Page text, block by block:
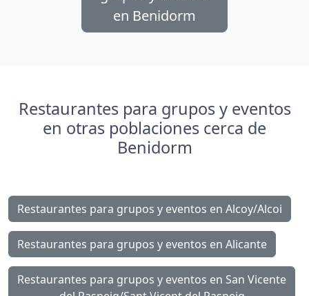
en Benidorm
Restaurantes para grupos y eventos
en otras poblaciones cerca de
Benidorm
Restaurantes para grupos y eventos en Alcoy/Alcoi
Restaurantes para grupos y eventos en Alicante
Restaurantes para grupos y eventos en San Vicente